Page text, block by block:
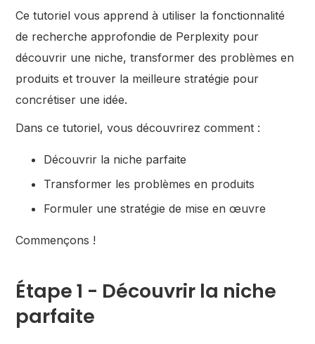
Ce tutoriel vous apprend à utiliser la fonctionnalité
de recherche approfondie de Perplexity pour
découvrir une niche, transformer des problèmes en
produits et trouver la meilleure stratégie pour
concrétiser une idée.
Dans ce tutoriel, vous découvrirez comment :
Découvrir la niche parfaite
Transformer les problèmes en produits
Formuler une stratégie de mise en œuvre
Commençons !
Étape 1 - Découvrir la niche
parfaite